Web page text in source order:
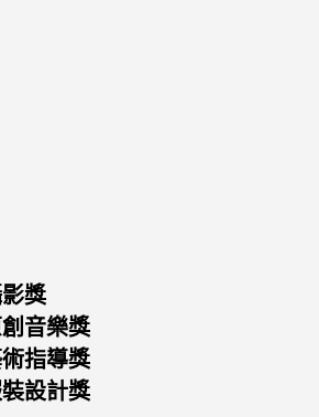
獎
音樂獎
指導獎
設計獎